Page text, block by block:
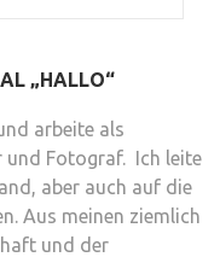
„HALLO“
arbeite als
und Fotograf. Ich leite
aber auch auf die
Aus meinen ziemlich
und der